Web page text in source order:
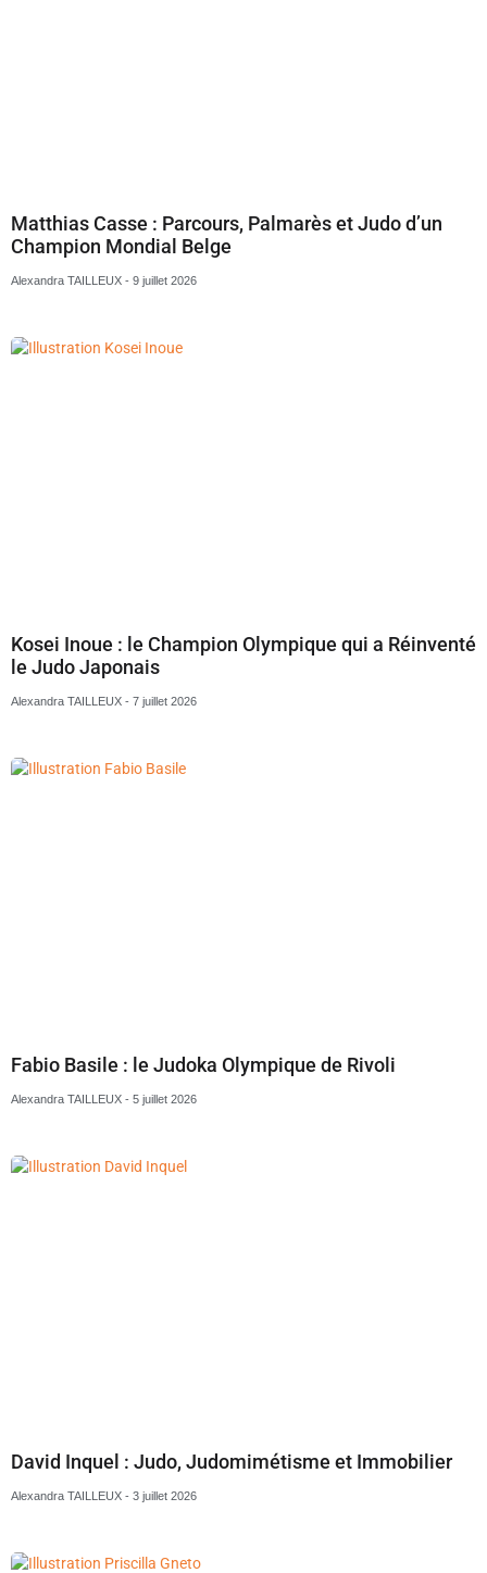
Matthias Casse : Parcours, Palmarès et Judo d’un
Champion Mondial Belge
Alexandra TAILLEUX 9 juillet 2026
Kosei Inoue : le Champion Olympique qui a Réinventé
le Judo Japonais
Alexandra TAILLEUX 7 juillet 2026
Fabio Basile : le Judoka Olympique de Rivoli
Alexandra TAILLEUX 5 juillet 2026
David Inquel : Judo, Judomimétisme et Immobilier
Alexandra TAILLEUX 3 juillet 2026